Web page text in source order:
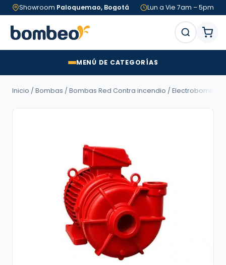
Showroom Paloquemao, Bogotá Lun a Vie 7am – 5pm
MENÚ DE CATEGORÍAS
Inicio / Bombas / Bombas Red Contra incendio / Electrobomba